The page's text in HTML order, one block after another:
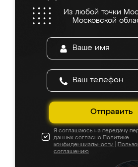
Из любой точки
Московской
Отправить
Я соглашаюсь на передачу
данных согласно Политике
конфиденциальности
соглашению